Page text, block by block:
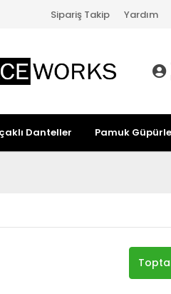
Sipariş Takip Yardım
Danteller Pamuk